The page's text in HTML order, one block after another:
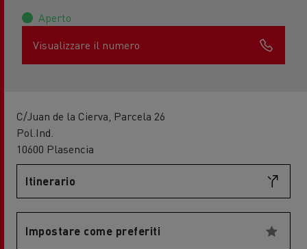
Aperto
Visualizzare il numero
C/Juan de la Cierva, Parcela 26
Pol.Ind.
10600 Plasencia
Itinerario
Impostare come preferiti